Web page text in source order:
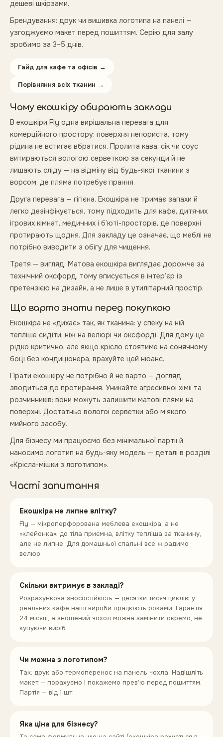
дешеві шкірзами.
Брендування: друк чи вишивка логотипа на панелі —
узгоджуємо макет перед пошиттям. Серію для залу
зробимо за 3–5 днів.
Гайд для кафе та офісів →
Порівняння всіх тканин →
Чому екошкіру обирають заклади
В екошкіри Fly одна вирішальна перевага для
комерційного простору: поверхня непориста, тому
рідина не встигає вбратися. Пролита кава, сік чи соус
витираються вологою серветкою за секунди й не
лишають сліду — на відміну від будь-якої тканини з
ворсом, де пляма потребує прання.
Друга перевага — гігієна. Екошкіра не тримає запахи й
легко дезінфікується, тому підходить для кафе, дитячих
ігрових кімнат, медичних і б’юті-просторів, де поверхні
протирають щодня. Для закладу це означає, що меблі не
потрібно виводити з обігу для чищення.
Третя — вигляд. Матова екошкіра виглядає дорожче за
технічний оксфорд, тому вписується в інтер’єр із
претензією на дизайн, а не лише в утилітарний простір.
Що варто знати перед покупкою
Екошкіра не «дихає» так, як тканина: у спеку на ній
тепліше сидіти, ніж на велюрі чи оксфорді. Для дому це
рідко критично, але якщо крісло стоятиме на сонячному
боці без кондиціонера, врахуйте цей нюанс.
Прати екошкіру не потрібно й не варто — догляд
зводиться до протирання. Уникайте агресивної хімії та
розчинників: вони можуть залишити матові плями на
поверхні. Достатньо вологої серветки або м’якого
мийного засобу.
Для бізнесу ми працюємо без мінімальної партії й
наносимо логотип на будь-яку модель — деталі в розділі
«Крісла-мішки з логотипом».
Часті запитання
Екошкіра не липне влітку?
Fly — мікроперфорована меблева екошкіра, а не
«клейонка»: до тіла приємна, влітку тепліша за тканину,
але не липне. Для домашньої спальні все ж радимо
велюр.
Скільки витримує в закладі?
Розрахункова зносостійкість — десятки тисяч циклів; у
реальних кафе наші вироби працюють роками. Гарантія
24 місяці, а зношений чохол можна замінити окремо, не
купуючи виріб.
Чи можна з логотипом?
Так: друк або термоперенос на панель чохла. Надішліть
макет — порахуємо і покажемо прев’ю перед пошиттям.
Партія — від 1 шт.
Яка ціна для бізнесу?